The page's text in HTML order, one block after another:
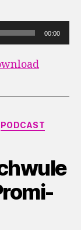
00:00
PODCAST